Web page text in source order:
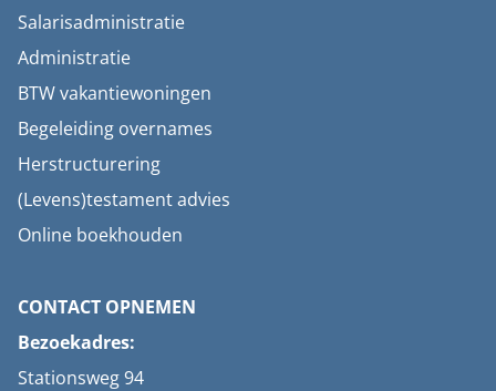
Salarisadministratie
Administratie
BTW vakantiewoningen
Begeleiding overnames
Herstructurering
(Levens)testament advies
Online boekhouden
CONTACT OPNEMEN
Bezoekadres:
Stationsweg 94